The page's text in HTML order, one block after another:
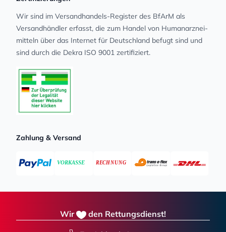
Wir sind im Versandhandels-Register des BfArM als
Versandhändler erfasst, die zum Handel von Human­arz­nei­
mit­teln über das Internet für Deutschland befugt sind und
sind durch die Dekra ISO 9001 zertifiziert.
Zahlung & Versand
Wir den Rettungsdienst!